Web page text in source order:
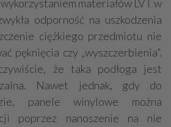
materiałów LVT w
odporność na uszkodzenia
ciężkiego przedmiotu nie
pęknięcia czy „wyszczerbienia”.
że taka podłoga jest
Nawet jednak, gdy do
panele winylowe można
poprzez nanoszenie na nie